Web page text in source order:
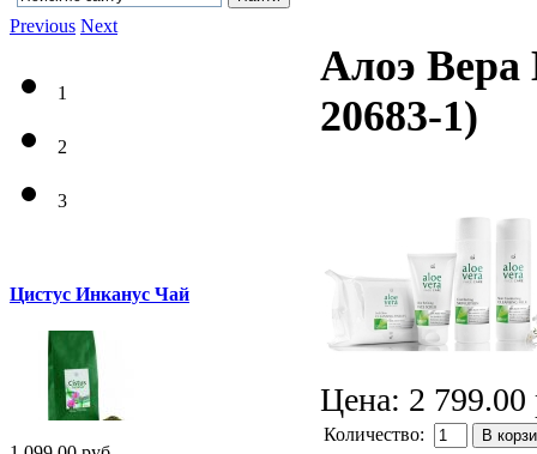
Алоэ
20683-1)
Цена: 2 799.00
Количество: В
Previous Next
1
2
3
Цистус Инканус Чай